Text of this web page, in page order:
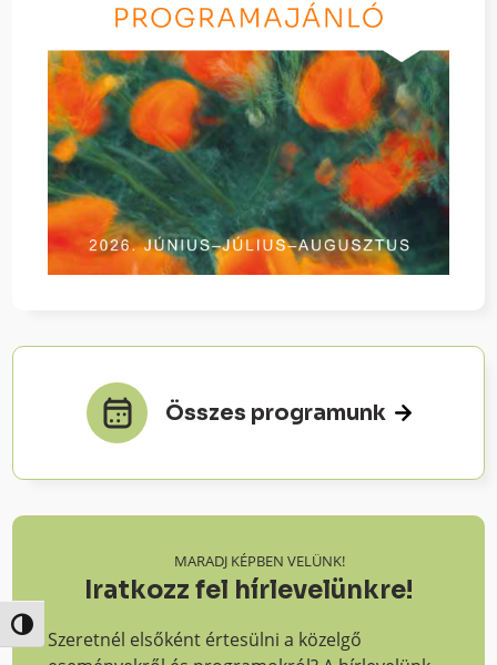
Nagy kontraszt váltása
Összes programunk
MARADJ KÉPBEN VELÜNK!
Iratkozz fel hírlevelünkre!
Szeretnél elsőként értesülni a közelgő